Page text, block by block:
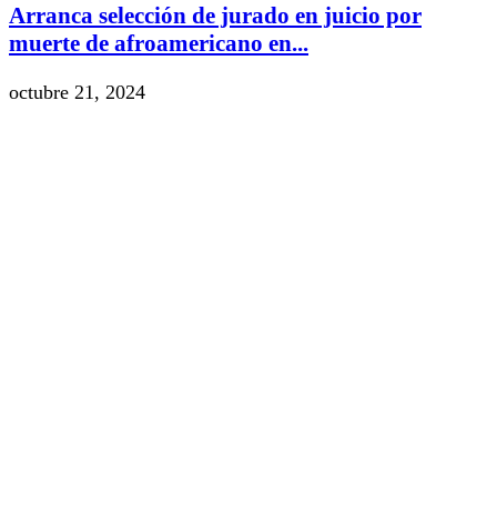
Arranca selección de jurado en juicio por
muerte de afroamericano en...
octubre 21, 2024